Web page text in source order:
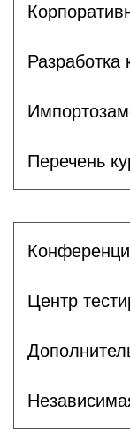
Разработка
Перечень
Центр